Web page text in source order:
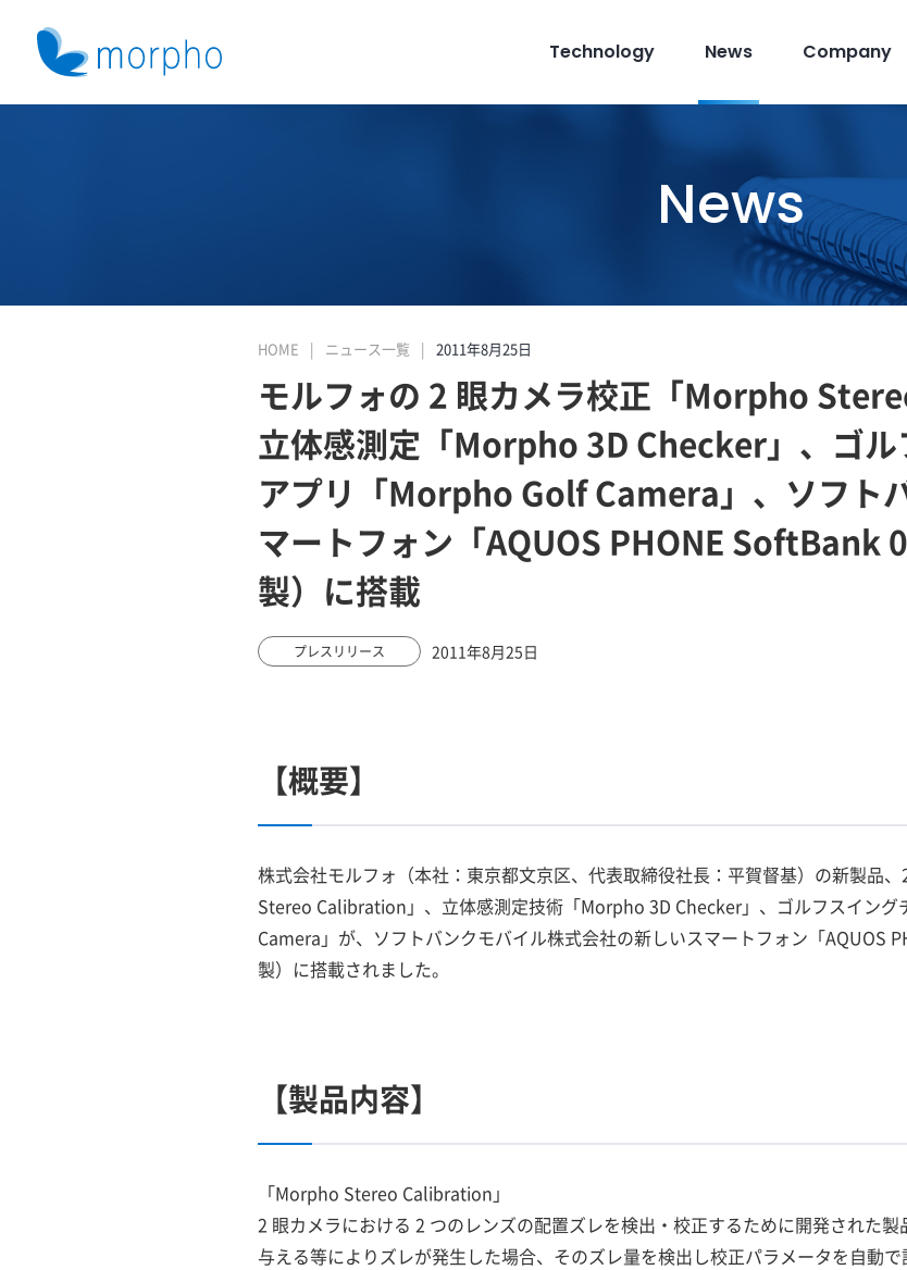
Technology News Company
News
HOME ニュース一覧 2011年8月25日
モルフォの 2 眼カメラ校正「Morpho
立体感測定「Morpho 3D Checker」、ゴル
アプリ「Morpho Golf Camera」、ソフト
マートフォン「AQUOS PHONE SoftBank
製）に搭載
プレスリリース 2011年8月25日
【概要】
株式会社モルフォ（本社：東京都文京区、代表取締役社長：平賀督基）の新製品
Stereo Calibration」、立体感測定技術「Morpho 3D Checker」、ゴルフスイン
Camera」が、ソフトバンクモバイル株式会社の新しいスマートフォン「AQUOS
製）に搭載されました。
【製品内容】
「Morpho Stereo Calibration」
2 眼カメラにおける 2 つのレンズの配置ズレを検出・校正するために開発された
与える等によりズレが発生した場合、そのズレ量を検出し校正パラメータを自動で